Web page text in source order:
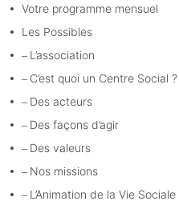
Votre programme mensuel
Les Possibles
L’association
C’est quoi un Centre Social ?
Des acteurs
Des façons d’agir
Des valeurs
Nos missions
L’Animation de la Vie Sociale